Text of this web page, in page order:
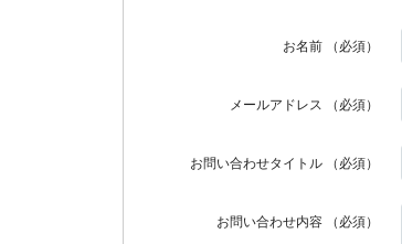
お名前 （必須）
メールアドレス （必須）
お問い合わせタイトル （必須）
お問い合わせ内容 （必須）